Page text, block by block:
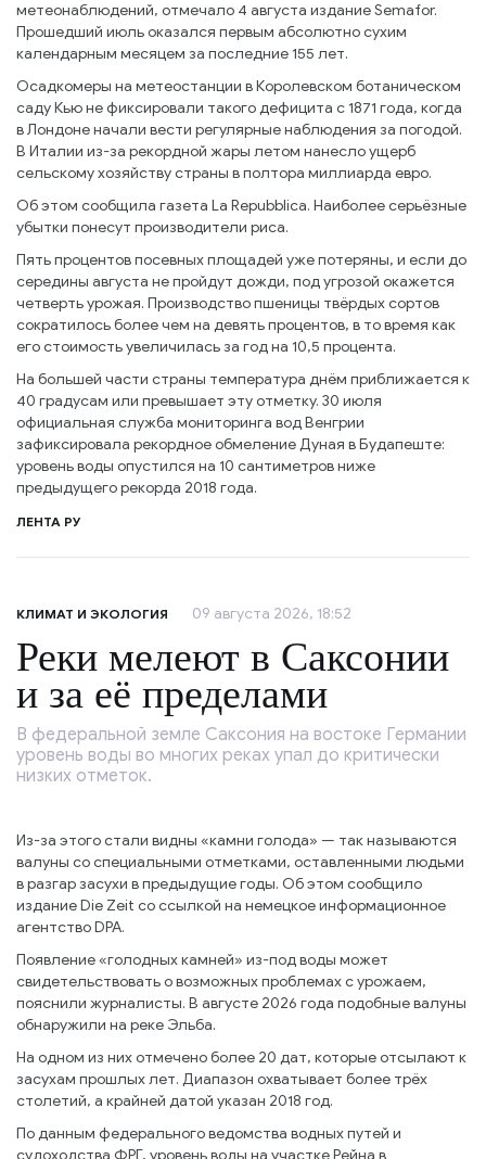
метеонаблюдений, отмечало 4 августа издание Semafor.
Прошедший июль оказался первым абсолютно сухим
календарным месяцем за последние 155 лет.
Осадкомеры на метеостанции в Королевском ботаническом
саду Кью не фиксировали такого дефицита с 1871 года, когда
в Лондоне начали вести регулярные наблюдения за погодой.
В Италии из-за рекордной жары летом нанесло ущерб
сельскому хозяйству страны в полтора миллиарда евро.
Об этом сообщила газета La Repubblica. Наиболее серьёзные
убытки понесут производители риса.
Пять процентов посевных площадей уже потеряны, и если до
середины августа не пройдут дожди, под угрозой окажется
четверть урожая. Производство пшеницы твёрдых сортов
сократилось более чем на девять процентов, в то время как
его стоимость увеличилась за год на 10,5 процента.
На большей части страны температура днём приближается к
40 градусам или превышает эту отметку. 30 июля
официальная служба мониторинга вод Венгрии
зафиксировала рекордное обмеление Дуная в Будапеште:
уровень воды опустился на 10 сантиметров ниже
предыдущего рекорда 2018 года.
ЛЕНТА РУ
КЛИМАТ И ЭКОЛОГИЯ 09 августа 2026, 18:52
Реки мелеют в Саксонии
и за её пределами
В федеральной земле Саксония на востоке Германии
уровень воды во многих реках упал до критически
низких отметок.
Из-за этого стали видны «камни голода» — так называются
валуны со специальными отметками, оставленными людьми
в разгар засухи в предыдущие годы. Об этом сообщило
издание Die Zeit со ссылкой на немецкое информационное
агентство DPA.
Появление «голодных камней» из-под воды может
свидетельствовать о возможных проблемах с урожаем,
пояснили журналисты. В августе 2026 года подобные валуны
обнаружили на реке Эльба.
На одном из них отмечено более 20 дат, которые отсылают к
засухам прошлых лет. Диапазон охватывает более трёх
столетий, а крайней датой указан 2018 год.
По данным федерального ведомства водных путей и
судоходства ФРГ, уровень воды на участке Рейна в